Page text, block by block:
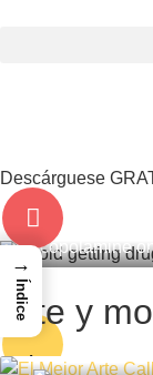
Descárguese
DATING
Avoid Getting
Scopolamine
Arte y
→
Índice